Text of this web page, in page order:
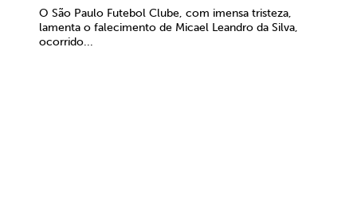
O São Paulo Futebol Clube, com imensa tristeza,
lamenta o falecimento de Micael Leandro da Silva,
ocorrido...